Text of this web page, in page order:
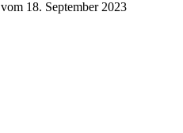
18. September 2023